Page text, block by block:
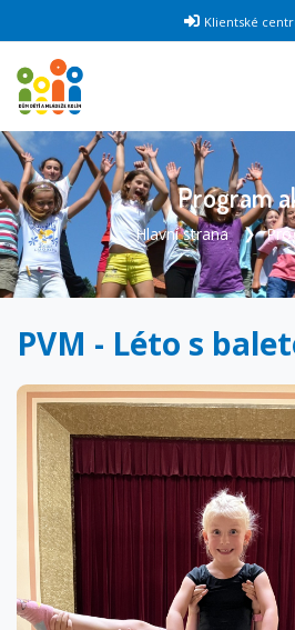
Klientské
Program
Hlavní strana
PVM - Léto s